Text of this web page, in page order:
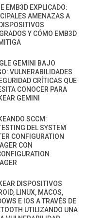
EMB3D EXPLICADO:
AMENAZAS A
Y CÓMO EMB3D
GEMINI BAJO
VULNERABILIDADES
CRÍTICAS QUE
CONOCER PARA
GEMINI
SCCM:
DEL SYSTEM
CONFIGURATION
CON
DISPOSITIVOS
LINUX, MACOS,
E IOS A TRAVÉS DE
UTILIZANDO UNA